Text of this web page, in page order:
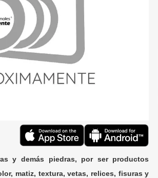
y demás piedras, por ser productos
matiz, textura, vetas, relices, fisuras y